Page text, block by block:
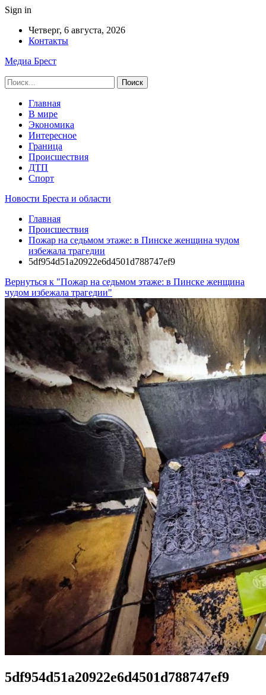
Sign in
Четверг, 6 августа, 2026
Контакты
Медиа Брест
Главная
В мире
Экономика
Интересное
Граница
Происшествия
ДТП
Спорт
Новости Бреста и области
Главная
Происшествия
Пожар на седьмом этаже: в Пинске женщина чудом
избежала трагедии
5df954d51a20922e6d4501d788747ef9
Вернуться к "Пожар на седьмом этаже: в Пинске женщина
чудом избежала трагедии"
5df954d51a20922e6d4501d788747ef9